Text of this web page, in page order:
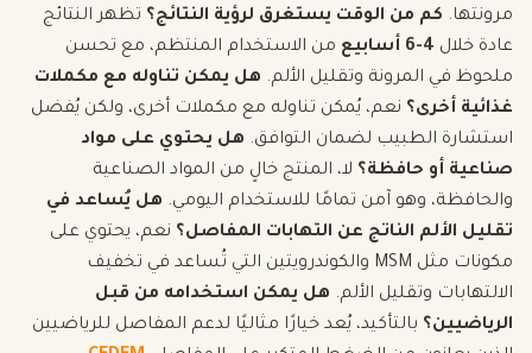
مرونتها. كم من الوقت يستغرق لرؤية النتائج؟ تظهر النتائج
عادة خلال 4-6 أسابيع
من الاستخدام المنتظم، مع تحسن
ملحوظ في المرونة وتقليل الألم. هل يمكن تناوله مع مكملات
غذائية أخرى؟ نعم، يُمكن تناوله مع مكملات أخرى، ولكن يُفضل
استشارة الطبيب لضمان التوافق. هل يحتوي على مواد
صناعية أو حافظة؟ لا، المنتج خالٍ من المواد الصناعية
والحافظة، وهو آمن تمامًا للاستخدام اليومي. هل يُساعد في
تقليل الألم الناتج عن التهابات المفاصل؟ نعم، يحتوي على
مكونات مثل MSM والكوندرويتين التي تُساعد في تخفيف
الالتهابات وتقليل الألم. هل يمكن استخدامه من قبل
الرياضيين؟ بالتأكيد، يُعد خيارًا مثاليًا لدعم المفاصل للرياضيين